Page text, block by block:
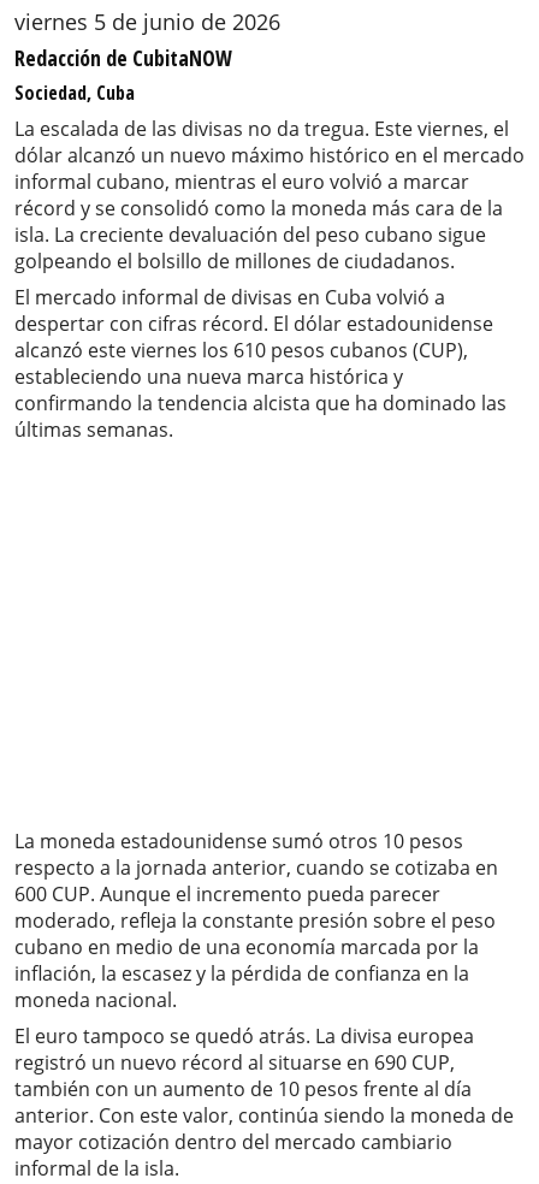
viernes 5 de junio de 2026
Redacción de CubitaNOW
Sociedad, Cuba
La escalada de las divisas no da tregua. Este viernes, el
dólar alcanzó un nuevo máximo histórico en el mercado
informal cubano, mientras el euro volvió a marcar
récord y se consolidó como la moneda más cara de la
isla. La creciente devaluación del peso cubano sigue
golpeando el bolsillo de millones de ciudadanos.
El mercado informal de divisas en Cuba volvió a
despertar con cifras récord. El dólar estadounidense
alcanzó este viernes los 610 pesos cubanos (CUP),
estableciendo una nueva marca histórica y
confirmando la tendencia alcista que ha dominado las
últimas semanas.
La moneda estadounidense sumó otros 10 pesos
respecto a la jornada anterior, cuando se cotizaba en
600 CUP. Aunque el incremento pueda parecer
moderado, refleja la constante presión sobre el peso
cubano en medio de una economía marcada por la
inflación, la escasez y la pérdida de confianza en la
moneda nacional.
El euro tampoco se quedó atrás. La divisa europea
registró un nuevo récord al situarse en 690 CUP,
también con un aumento de 10 pesos frente al día
anterior. Con este valor, continúa siendo la moneda de
mayor cotización dentro del mercado cambiario
informal de la isla.